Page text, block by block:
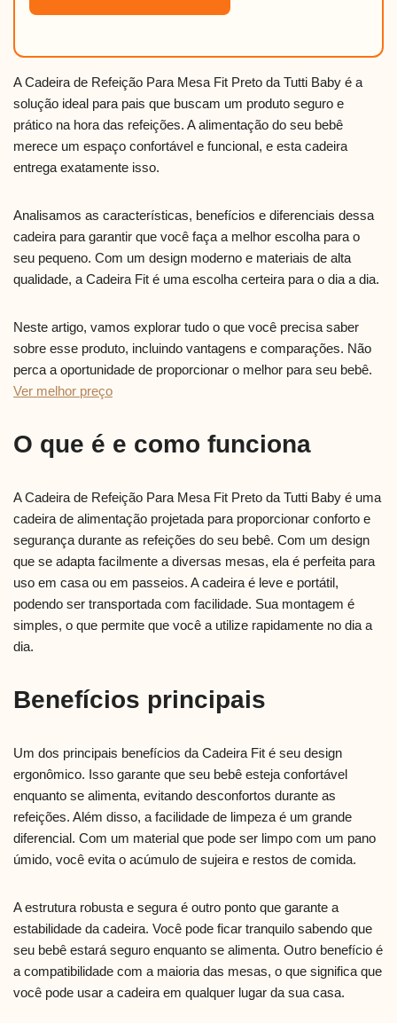
A Cadeira de Refeição Para Mesa Fit Preto da Tutti Baby é a
solução ideal para pais que buscam um produto seguro e
prático na hora das refeições. A alimentação do seu bebê
merece um espaço confortável e funcional, e esta cadeira
entrega exatamente isso.
Analisamos as características, benefícios e diferenciais dessa
cadeira para garantir que você faça a melhor escolha para o
seu pequeno. Com um design moderno e materiais de alta
qualidade, a Cadeira Fit é uma escolha certeira para o dia a dia.
Neste artigo, vamos explorar tudo o que você precisa saber
sobre esse produto, incluindo vantagens e comparações. Não
perca a oportunidade de proporcionar o melhor para seu bebê.
Ver melhor preço
O que é e como funciona
A Cadeira de Refeição Para Mesa Fit Preto da Tutti Baby é uma
cadeira de alimentação projetada para proporcionar conforto e
segurança durante as refeições do seu bebê. Com um design
que se adapta facilmente a diversas mesas, ela é perfeita para
uso em casa ou em passeios. A cadeira é leve e portátil,
podendo ser transportada com facilidade. Sua montagem é
simples, o que permite que você a utilize rapidamente no dia a
dia.
Benefícios principais
Um dos principais benefícios da Cadeira Fit é seu design
ergonômico. Isso garante que seu bebê esteja confortável
enquanto se alimenta, evitando desconfortos durante as
refeições. Além disso, a facilidade de limpeza é um grande
diferencial. Com um material que pode ser limpo com um pano
úmido, você evita o acúmulo de sujeira e restos de comida.
A estrutura robusta e segura é outro ponto que garante a
estabilidade da cadeira. Você pode ficar tranquilo sabendo que
seu bebê estará seguro enquanto se alimenta. Outro benefício é
a compatibilidade com a maioria das mesas, o que significa que
você pode usar a cadeira em qualquer lugar da sua casa.